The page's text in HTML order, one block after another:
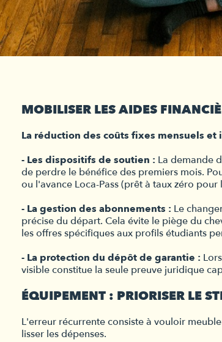
MOBILISER LES AIDES
La réduction des coûts fixes mensuels
- Les dispositifs de soutien : La demande
de perdre le bénéfice des premiers mois.
ou l'avance Loca-Pass (prêt à taux zéro
- La gestion des abonnements : Le
précise du départ. Cela évite le piège du
les offres spécifiques aux profils étudiants
- La protection du dépôt de garantie :
visible constitue la seule preuve juridique
ÉQUIPEMENT : PRIORISER LE
L'erreur récurrente consiste à vouloir
lisser les dépenses.